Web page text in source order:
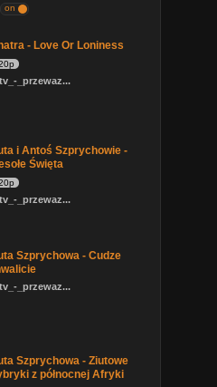
on
- Love Or Loniness
_przewaz...
i Antoś Szprychowie -
Święta
_przewaz...
Szprychowa - Cudze
_przewaz...
Szprychowa - Ziutowe
z północnej Afryki